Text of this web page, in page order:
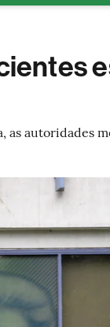
as